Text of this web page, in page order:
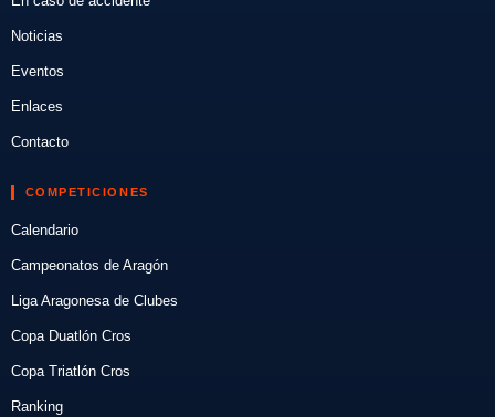
Noticias
Eventos
Enlaces
Contacto
COMPETICIONES
Calendario
Campeonatos de Aragón
Liga Aragonesa de Clubes
Copa Duatlón Cros
Copa Triatlón Cros
Ranking